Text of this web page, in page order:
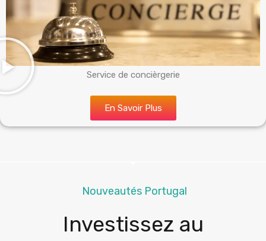
Service de concièrgerie
En Savoir Plus
Nouveautés Portugal
Investissez au